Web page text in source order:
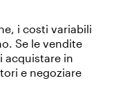
i costi variabili
Se le vendite
acquistare in
e negoziare